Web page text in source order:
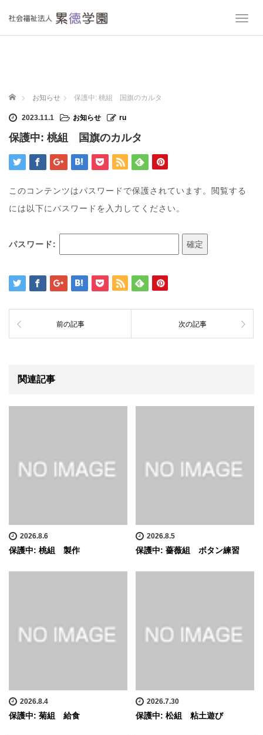
T
n
ホーム お知らせ 保護中: 桃組 国旗のカルタ
2023.11.1 お知らせ ru
保護中: 桃組 国旗のカルタ
このコンテンツはパスワードで保護されています。閲覧する
には以下にパスワードを入力してください。
パスワード:
前の記事 次の記事
関連記事
2026.8.6
保護中: 桃組 製作
2026.8.5
保護中: 薔薇組 ボタン練習
2026.8.4
保護中: 菊組 給食
2026.7.30
保護中: 松組 粘土遊び